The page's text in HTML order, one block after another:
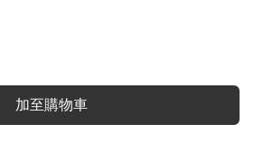
加至購物車